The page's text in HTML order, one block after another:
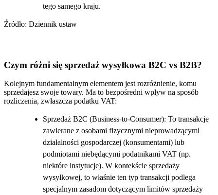
tego samego kraju.
Źródło: Dziennik ustaw
Czym różni się sprzedaż wysyłkowa B2C vs B2B?
Kolejnym fundamentalnym elementem jest rozróżnienie, komu
sprzedajesz swoje towary. Ma to bezpośredni wpływ na sposób
rozliczenia, zwłaszcza podatku VAT:
Sprzedaż B2C (Business-to-Consumer): To transakcje
zawierane z osobami fizycznymi nieprowadzącymi
działalności gospodarczej (konsumentami) lub
podmiotami niebędącymi podatnikami VAT (np.
niektóre instytucje). W kontekście sprzedaży
wysyłkowej, to właśnie ten typ transakcji podlega
specjalnym zasadom dotyczącym limitów sprzedaży